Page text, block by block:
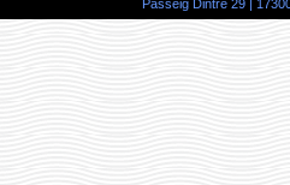
Passeig Dintre 29 |